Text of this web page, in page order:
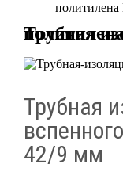
Трубная изоляция из
Трубная
42/9 мм